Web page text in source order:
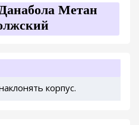
Метан
корпус.